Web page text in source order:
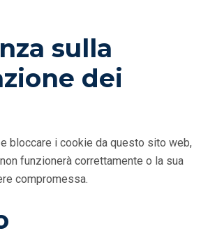
sulla
dei
bloccare i cookie da questo sito web,
funzionerà correttamente o la sua
compromessa.